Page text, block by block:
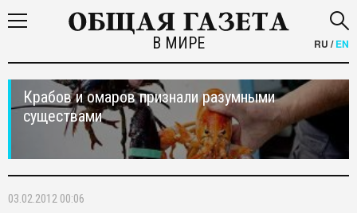
В МИРЕ RU /EN
Крабов и омаров признали разумными
существами
03.02.2012 00:06